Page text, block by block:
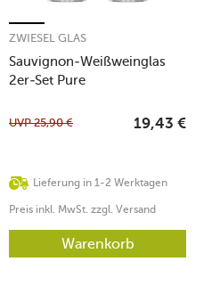
Sauvignon-Weißweinglas
2er-Set Pure
ZWIESEL GLAS
Lieferung in 1-2 Werktagen
UVP25,90 € 19,43 €
Preis inkl. MwSt. zzgl. Versand
Warenkorb